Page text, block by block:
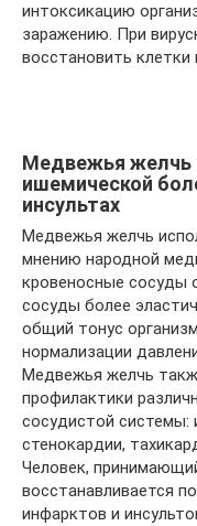
интоксикацию
заражению. При
восстановить клетки
Медвежья желчь
ишемической
инсультах
Медвежья желчь
мнению народной
кровеносные сосуды
сосуды более
общий тонус
нормализации
Медвежья желчь
профилактики
сосудистой системы:
стенокардии,
Человек,
восстанавливается
инфарктов и